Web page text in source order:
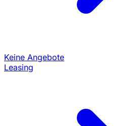
Keine Angebote
Leasing